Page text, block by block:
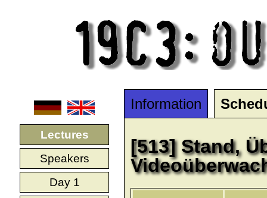
Lectures
Speakers
Day 1
Information
[513] Stand,